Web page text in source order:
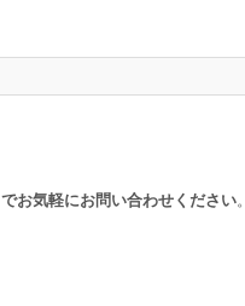
お気軽にお問い合わせください。